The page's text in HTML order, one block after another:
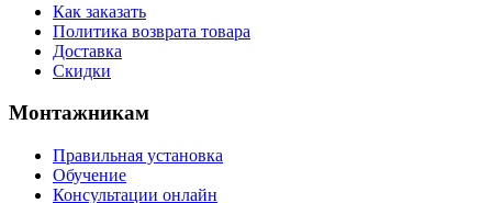
Как заказать
Политика возврата товара
Доставка
Скидки
Монтажникам
Правильная установка
Обучение
Консультации онлайн